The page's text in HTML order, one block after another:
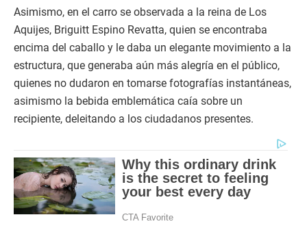
Asimismo, en el carro se observada a la reina de Los
Aquijes, Briguitt Espino Revatta, quien se encontraba
encima del caballo y le daba un elegante movimiento a la
estructura, que generaba aún más alegría en el público,
quienes no dudaron en tomarse fotografías instantáneas,
asimismo la bebida emblemática caía sobre un
recipiente, deleitando a los ciudadanos presentes.